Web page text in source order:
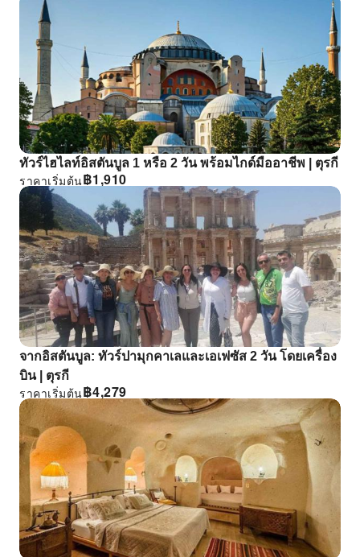
ทัวร์ไฮไลท์อิสตันบูล 1 หรือ 2 วัน พร้อมไกด์มืออาชีพ | ตุรกี
฿1,910
ราคาเริ่มต้น
จากอิสตันบูล: ทัวร์ปามุกคาเลและเอเฟซัส 2 วัน โดยเครื่อง
บิน | ตุรกี
฿4,279
ราคาเริ่มต้น